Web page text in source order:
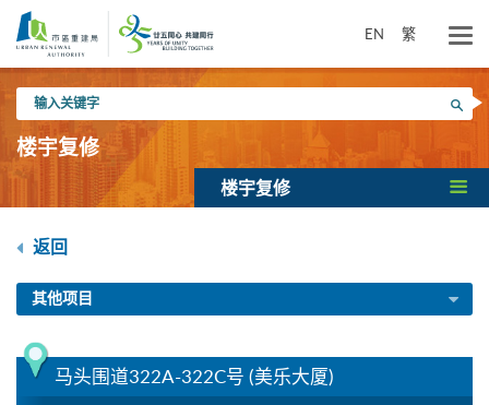
内
EN 繁
入
关
键
搜寻
楼宇复修
楼宇复修
返回
其他项目
马头围道322A-322C号 (美乐大厦)